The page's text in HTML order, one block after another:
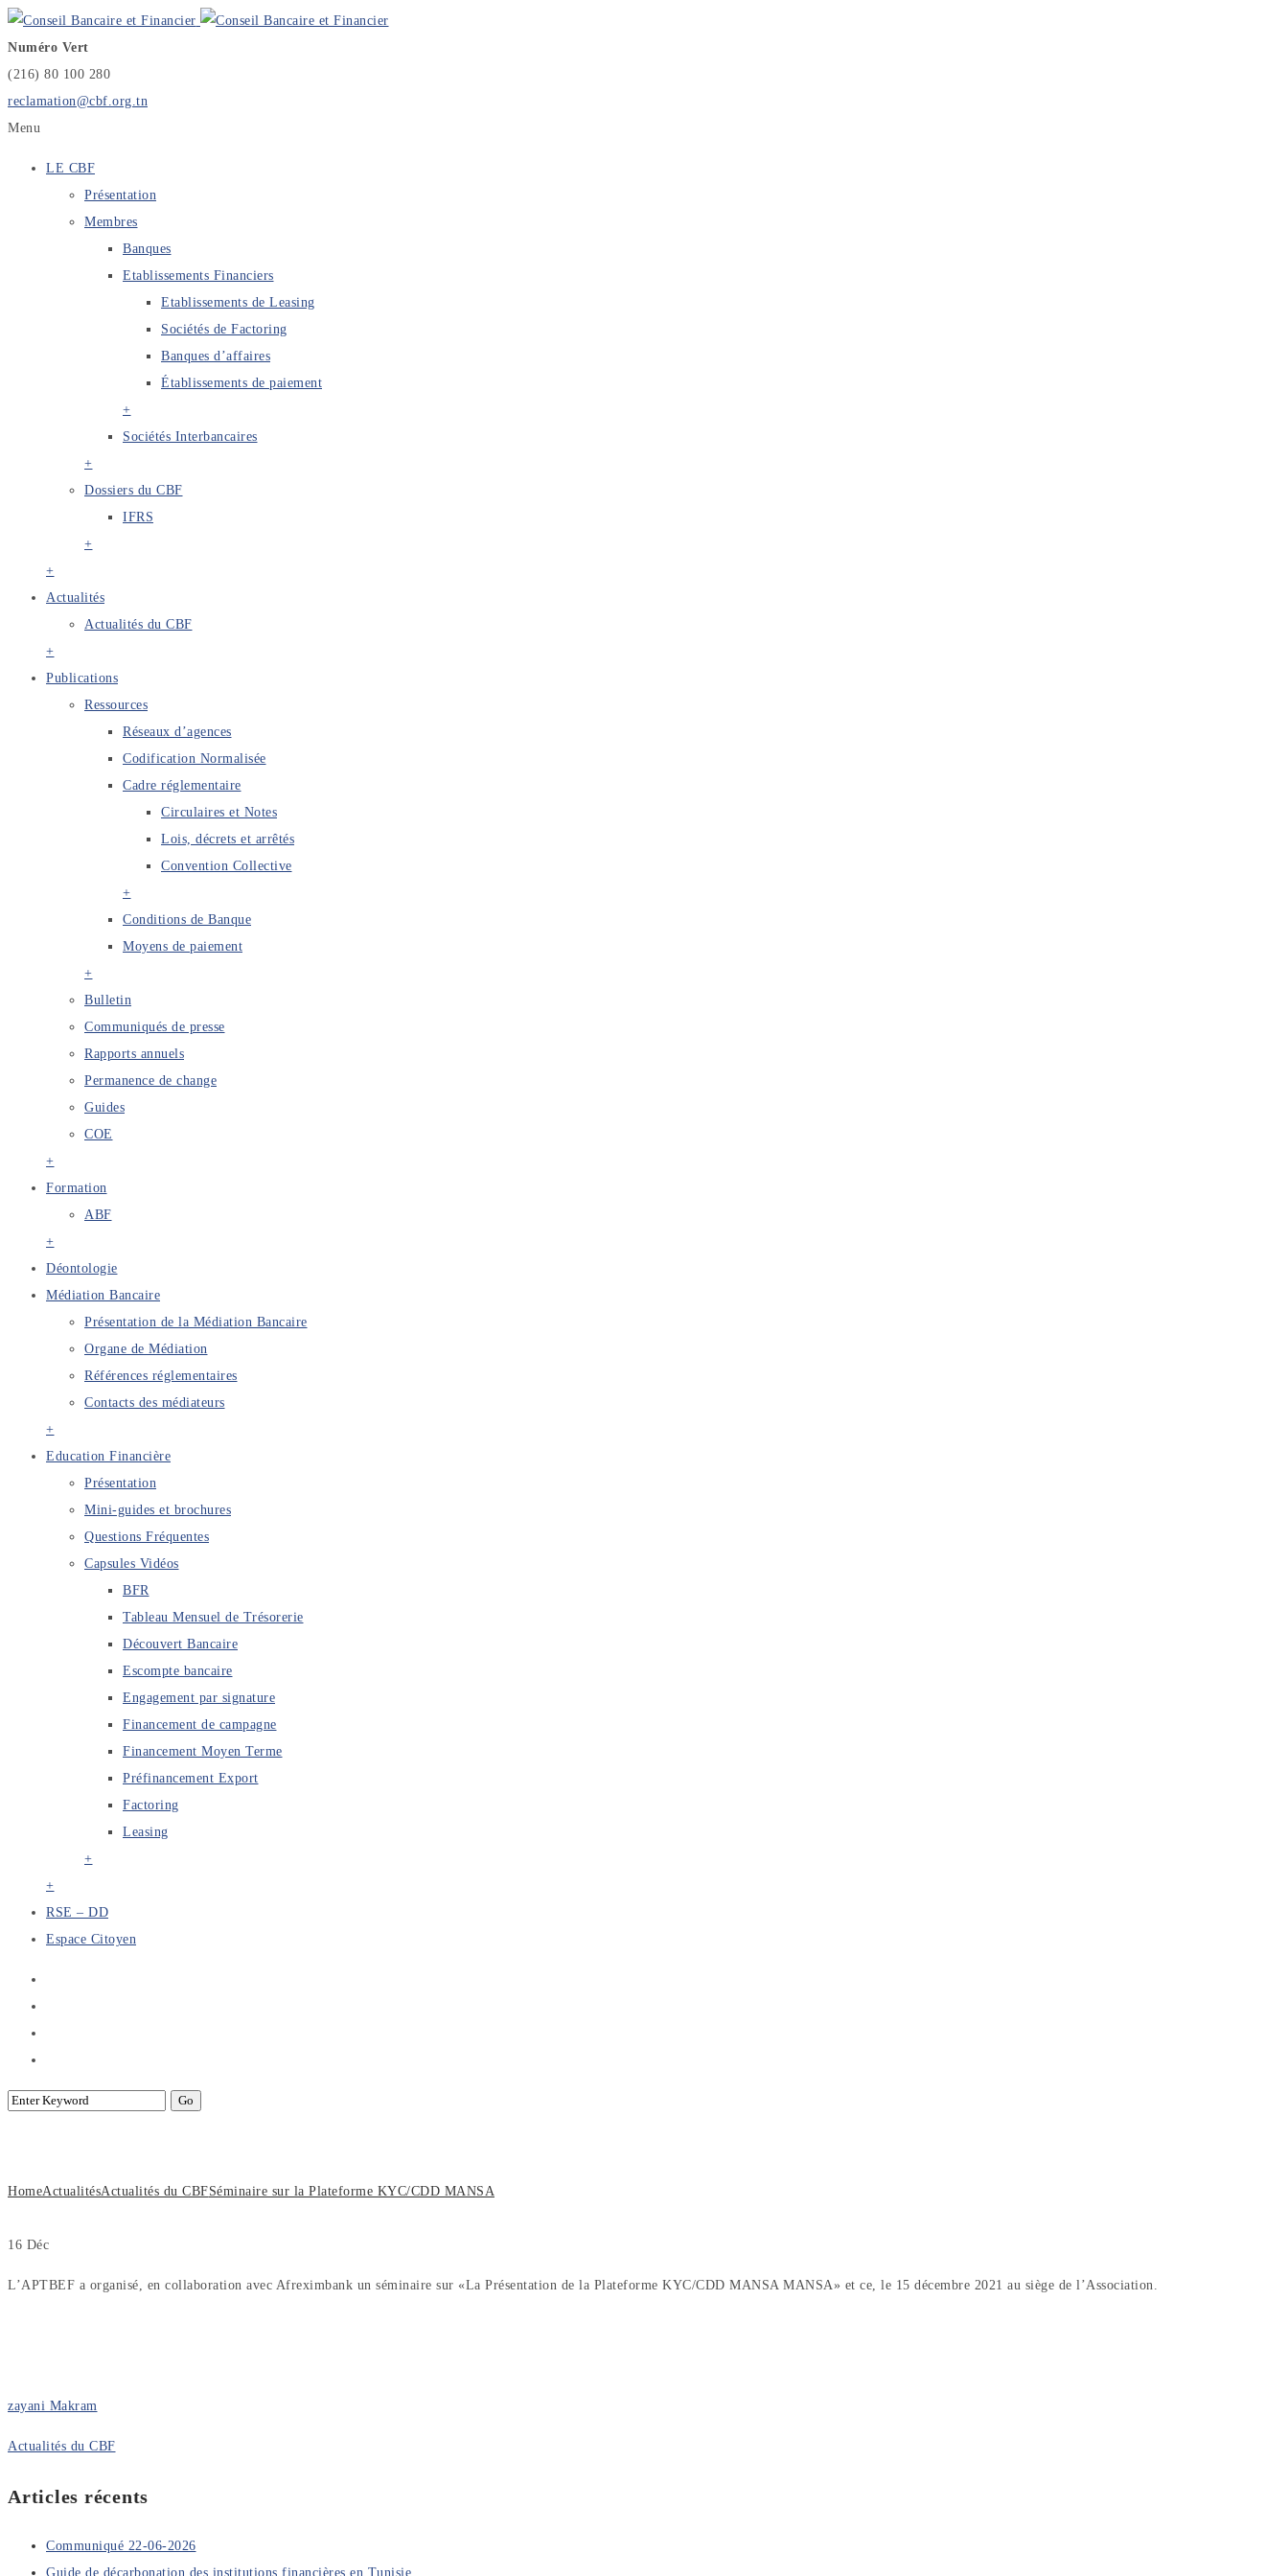
Numéro Vert
(216) 80 100 280
reclamation@cbf.org.tn
Menu
LE CBF
Présentation
Membres
Banques
Etablissements Financiers
Etablissements de Leasing
Sociétés de Factoring
Banques d’affaires
Établissements de paiement
+
Sociétés Interbancaires
+
Dossiers du CBF
IFRS
+
+
Actualités
Actualités du CBF
+
Publications
Ressources
Réseaux d’agences
Codification Normalisée
Cadre réglementaire
Circulaires et Notes
Lois, décrets et arrêtés
Convention Collective
+
Conditions de Banque
Moyens de paiement
+
Bulletin
Communiqués de presse
Rapports annuels
Permanence de change
Guides
COE
+
Formation
ABF
+
Déontologie
Médiation Bancaire
Présentation de la Médiation Bancaire
Organe de Médiation
Références réglementaires
Contacts des médiateurs
+
Education Financière
Présentation
Mini-guides et brochures
Questions Fréquentes
Capsules Vidéos
BFR
Tableau Mensuel de Trésorerie
Découvert Bancaire
Escompte bancaire
Engagement par signature
Financement de campagne
Financement Moyen Terme
Préfinancement Export
Factoring
Leasing
+
+
RSE – DD
Espace Citoyen
HomeActualitésActualités du CBFSéminaire sur la Plateforme KYC/CDD MANSA
16 Déc
L’APTBEF a organisé, en collaboration avec Afreximbank un séminaire sur «La Présentation de la Plateforme KYC/CDD MANSA MANSA» et ce, le 15 décembre 2021 au siège de l’Association.
zayani Makram
Actualités du CBF
Articles récents
Communiqué 22-06-2026
Guide de décarbonation des institutions financières en Tunisie